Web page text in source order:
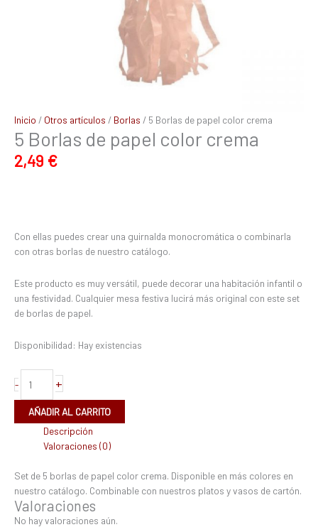
Inicio / Otros artículos / Borlas / 5 Borlas de papel color crema
5 Borlas de papel color crema
2,49 €
Con ellas puedes crear una guirnalda monocromática o combinarla
con otras borlas de nuestro catálogo.
Este producto es muy versátil, puede decorar una habitación infantil o
una festividad. Cualquier mesa festiva lucirá más original con este set
de borlas de papel.
Disponibilidad: Hay existencias
- +
AÑADIR AL CARRITO
Descripción
Valoraciones (0)
Set de 5 borlas de papel color crema. Disponible en más colores en
nuestro catálogo. Combinable con nuestros platos y vasos de cartón.
Valoraciones
No hay valoraciones aún.